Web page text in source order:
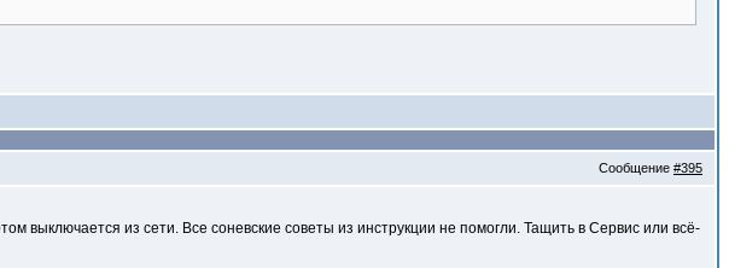
Сообщение #395
выключается из сети. Все соневские советы из инструкции не помогли. Тащить в Сервис или всё-